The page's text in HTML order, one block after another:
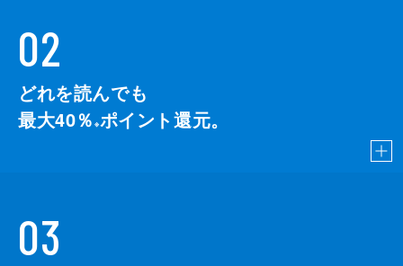
02
どれを読んでも
最大40％ ※ポイント還元。
03